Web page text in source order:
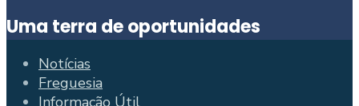
Uma terra de oportunidades
Notícias
Freguesia
Informação Útil